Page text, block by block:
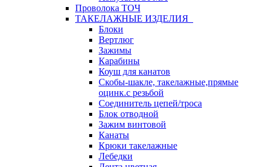
Проволока ТОЧ
ТАКЕЛАЖНЫЕ ИЗДЕЛИЯ
Блоки
Вертлюг
Зажимы
Карабины
Коуш для канатов
Скобы-шакле, такелажные,прямые
оцинк.с резьбой
Соединитель цепей/троса
Блок отводной
Зажим винтовой
Канаты
Крюки такелажные
Лебедки